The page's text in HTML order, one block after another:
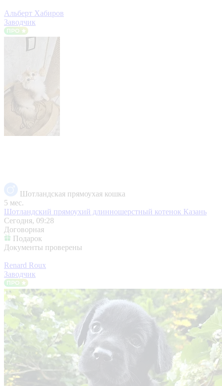
Альберт Хабиров
Заводчик
Шотландская прямоухая кошка
5 мес.
Шотландский прямоухий длинношерстный котенок Казань
Сегодня, 09:28
Договорная
Подарок
Документы проверены
Renard Roux
Заводчик